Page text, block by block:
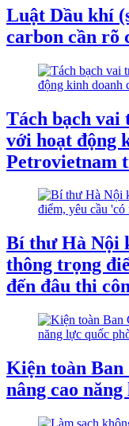
Luật Dầu khí
carbon cần rõ
Tách bạch vai
với hoạt động
Petrovietnam
Bí thư Hà Nội
thông trọng
đến đâu thi
Kiện toàn Ban
nâng cao